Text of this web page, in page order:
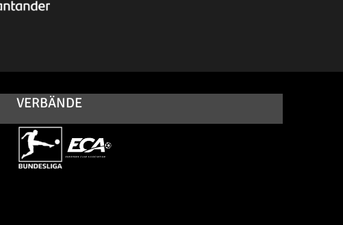
VERBÄNDE